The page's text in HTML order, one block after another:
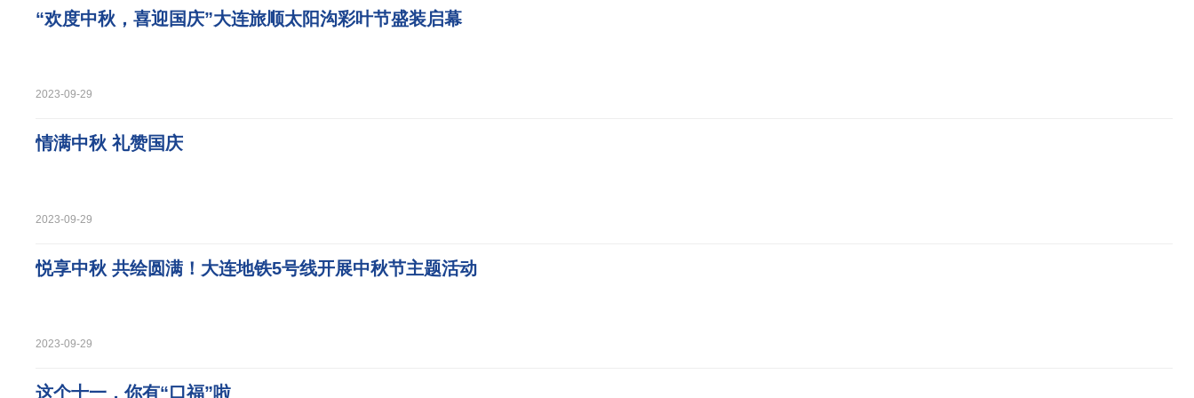
“欢度中秋，喜迎国庆”大连旅顺太阳沟彩叶节盛装启幕
2023-09-29
情满中秋 礼赞国庆
2023-09-29
悦享中秋 共绘圆满！大连地铁5号线开展中秋节主题活动
2023-09-29
这个十一，你有“口福”啦